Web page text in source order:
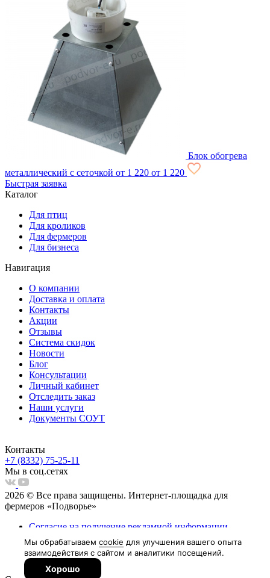
Блок обогрева
металлический с сеточкой от 1 220 от 1 220
Быстрая заявка
Каталог
Для птиц
Для кроликов
Для фермеров
Для бизнеса
Навигация
О компании
Доставка и оплата
Контакты
Акции
Отзывы
Система скидок
Новости
Блог
Консультации
Личный кабинет
Отследить заказ
Наши услуги
Документы СОУТ
Контакты
+7 (8332) 75-25-11
Мы в соц.сетях
2026 © Все права защищены. Интернет-площадка для
фермеров «Подворье»
Согласие на получение рекламной информации
Пользовательское соглашение
Согласие на обработку персональных данных
Политка обработки персональных данных